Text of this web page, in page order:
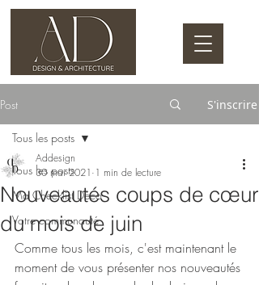
Post S'inscrire
Tous les posts
Ma Checklist Déco
Votre communauté
Tous les posts
Nouveautés coups de cœur
du mois de juin
Addesign
30 mai 2021 1 min de lecture
Comme tous les mois, c'est maintenant le
moment de vous présenter nos nouveautés